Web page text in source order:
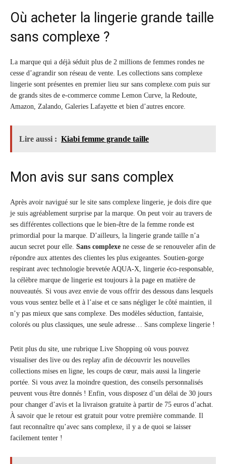
Où acheter la lingerie grande taille
sans complexe ?
La marque qui a déjà séduit plus de 2 millions de femmes rondes ne
cesse d’agrandir son réseau de vente. Les collections sans complexe
lingerie sont présentes en premier lieu sur sans complexe.com puis sur
de grands sites de e-commerce comme Lemon Curve, la Redoute,
Amazon, Zalando, Galeries Lafayette et bien d’autres encore.
Lire aussi : Kiabi femme grande taille
Mon avis sur sans complex
Après avoir navigué sur le site sans complexe lingerie, je dois dire que
je suis agréablement surprise par la marque. On peut voir au travers de
ses différentes collections que le bien-être de la femme ronde est
primordial pour la marque. D’ailleurs, la lingerie grande taille n’a
aucun secret pour elle. Sans complexe ne cesse de se renouveler afin de
répondre aux attentes des clientes les plus exigeantes. Soutien-gorge
respirant avec technologie brevetée AQUA-X, lingerie éco-responsable,
la célèbre marque de lingerie est toujours à la page en matière de
nouveautés. Si vous avez envie de vous offrir des dessous dans lesquels
vous vous sentez belle et à l’aise et ce sans négliger le côté maintien, il
n’y pas mieux que sans complexe. Des modèles séduction, fantaisie,
colorés ou plus classiques, une seule adresse… Sans complexe lingerie !
Petit plus du site, une rubrique Live Shopping où vous pouvez
visualiser des live ou des replay afin de découvrir les nouvelles
collections mises en ligne, les coups de cœur, mais aussi la lingerie
portée. Si vous avez la moindre question, des conseils personnalisés
peuvent vous être donnés ! Enfin, vous disposez d’un délai de 30 jours
pour changer d’avis et la livraison gratuite à partir de 75 euros d’achat.
À savoir que le retour est gratuit pour votre première commande. Il
faut reconnaître qu’avec sans complexe, il y a de quoi se laisser
facilement tenter !